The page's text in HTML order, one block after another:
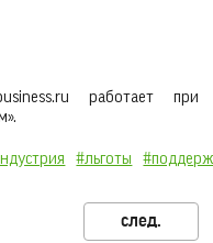
работает при
#льготы